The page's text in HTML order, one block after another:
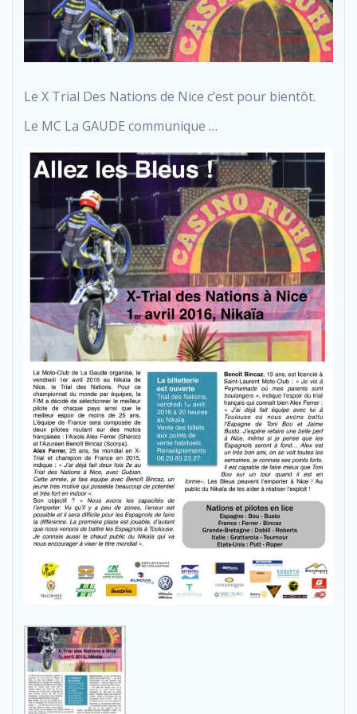
Le X Trial Des Nations de Nice c’est pour bientôt.
Le MC La GAUDE communique …